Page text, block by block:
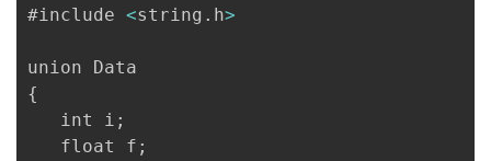
#include <string . h>
{
   int i
;
   float f
;